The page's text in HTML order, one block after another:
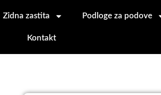
Zidna zastita Podloge za podove
Kontakt